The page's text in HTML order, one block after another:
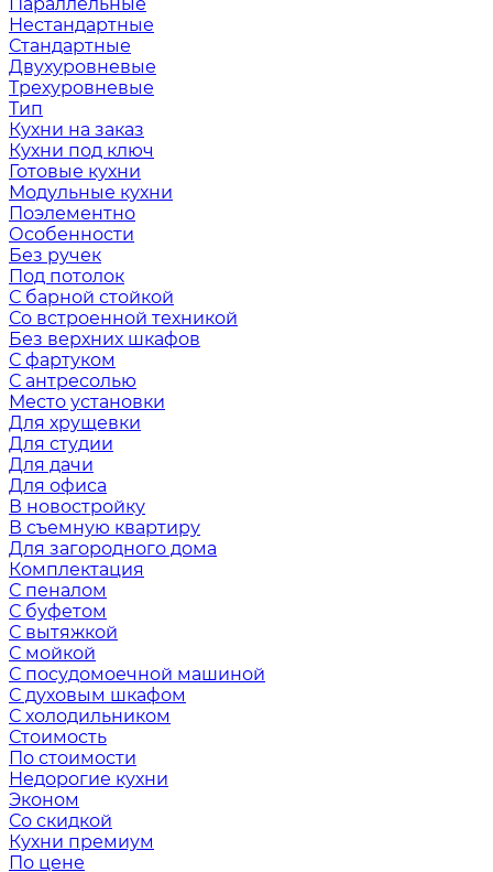
Нестандартные
Стандартные
Двухуровневые
Трехуровневые
Тип
Кухни на заказ
Кухни под ключ
Готовые кухни
Модульные кухни
Поэлементно
Особенности
Без ручек
Под потолок
С барной стойкой
Со встроенной техникой
Без верхних шкафов
С фартуком
С антресолью
Место установки
Для хрущевки
Для студии
Для дачи
Для офиса
В новостройку
В съемную квартиру
Для загородного дома
Комплектация
С пеналом
С буфетом
С вытяжкой
С мойкой
С посудомоечной машиной
С духовым шкафом
С холодильником
Стоимость
По стоимости
Недорогие кухни
Эконом
Со скидкой
Кухни премиум
По цене